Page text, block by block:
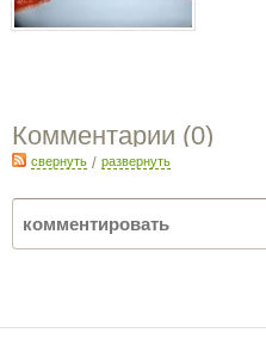
Комментарии (0)
свернуть / развернуть